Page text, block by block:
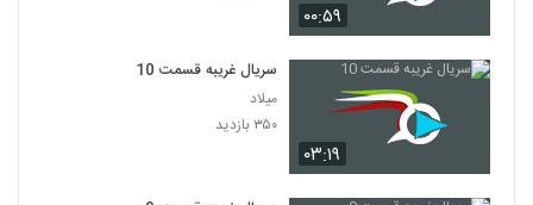
۰۰:۵۹
۰۳:۱۹
سریال غریبه قسمت 10
میلاد
۳۵۰ بازدید